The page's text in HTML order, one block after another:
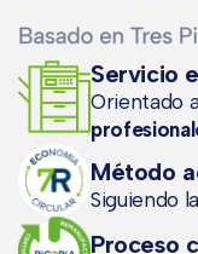
Servicio
Orientado
Método
Siguiendo la
Proceso